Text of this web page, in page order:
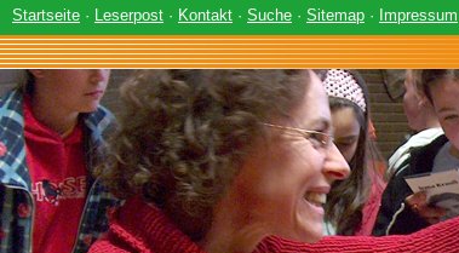
Startseite · Leserpost · Kontakt · Suche · Sitemap · Impressum